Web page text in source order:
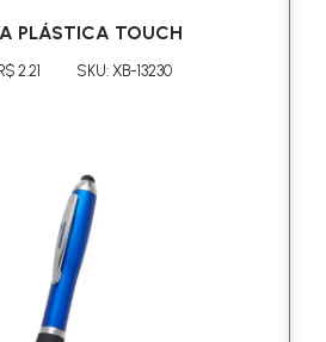
PLÁSTICA TOUCH
R$ 2.21 SKU: XB-13230